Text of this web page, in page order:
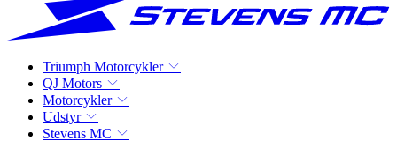
Triumph Motorcykler
QJ Motors
Motorcykler
Udstyr
Stevens MC